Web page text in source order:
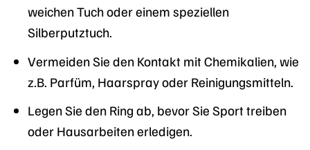
weichen Tuch oder einem speziellen
Silberputztuch.
Vermeiden Sie den Kontakt mit Chemikalien, wie
z.B. Parfüm, Haarspray oder Reinigungsmitteln.
Legen Sie den Ring ab, bevor Sie Sport treiben
oder Hausarbeiten erledigen.